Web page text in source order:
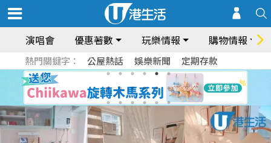
演唱會 優惠著數 玩樂情報 購物情報
熱門關鍵字： 公屋熱話 娛樂新聞 定期存款